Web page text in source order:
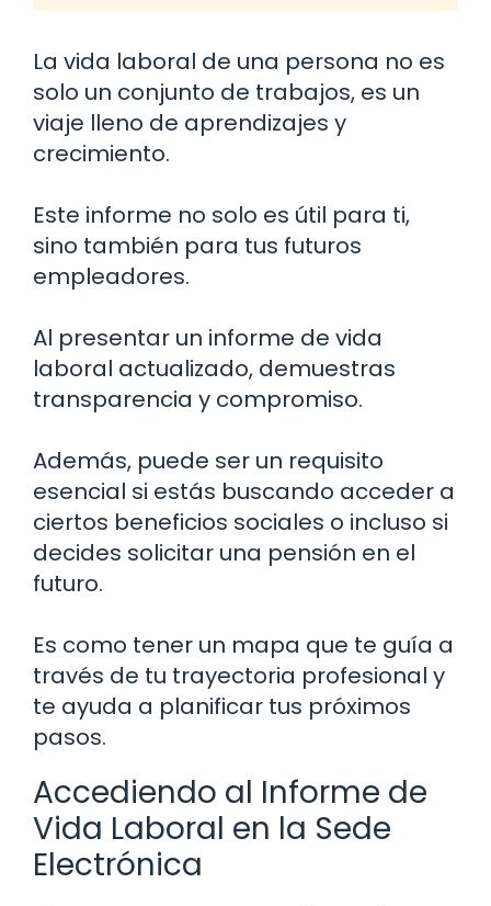
La vida laboral de una persona no es
solo un conjunto de trabajos, es un
viaje lleno de aprendizajes y
crecimiento.
Este informe no solo es útil para ti,
sino también para tus futuros
empleadores.
Al presentar un informe de vida
laboral actualizado, demuestras
transparencia y compromiso.
Además, puede ser un requisito
esencial si estás buscando acceder a
ciertos beneficios sociales o incluso si
decides solicitar una pensión en el
futuro.
Es como tener un mapa que te guía a
través de tu trayectoria profesional y
te ayuda a planificar tus próximos
pasos.
Accediendo al Informe de
Vida Laboral en la Sede
Electrónica